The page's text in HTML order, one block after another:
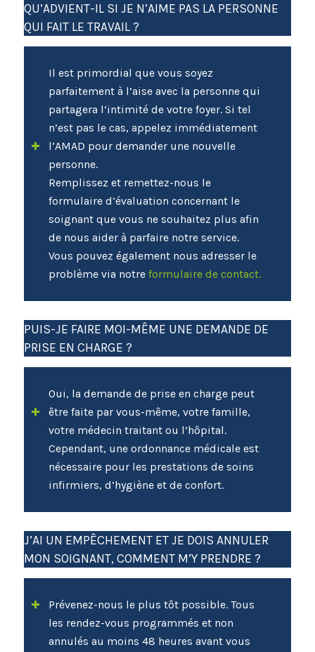
QU’ADVIENT-IL SI JE N’AIME PAS LA PERSONNE
QUI FAIT LE TRAVAIL ?
Il est primordial que vous soyez
parfaitement à l’aise avec la personne qui
partagera l’intimité de votre foyer. Si tel
n’est pas le cas, appelez immédiatement
l’AMAD pour demander une nouvelle
personne.
Remplissez et remettez-nous le
formulaire d’évaluation concernant le
soignant que vous ne souhaitez plus afin
de nous aider à parfaire notre service.
Vous pouvez également nous adresser le
problème via notre formulaire de contact.
PUIS-JE FAIRE MOI-MÊME UNE DEMANDE DE
PRISE EN CHARGE ?
Oui, la demande de prise en charge peut
être faite par vous-même, votre famille,
votre médecin traitant ou l’hôpital.
Cependant, une ordonnance médicale est
nécessaire pour les prestations de soins
infirmiers, d’hygiène et de confort.
J’AI UN EMPÊCHEMENT ET JE DOIS ANNULER
MON SOIGNANT, COMMENT M’Y PRENDRE ?
Prévenez-nous le plus tôt possible. Tous
les rendez-vous programmés et non
annulés au moins 48 heures avant vous